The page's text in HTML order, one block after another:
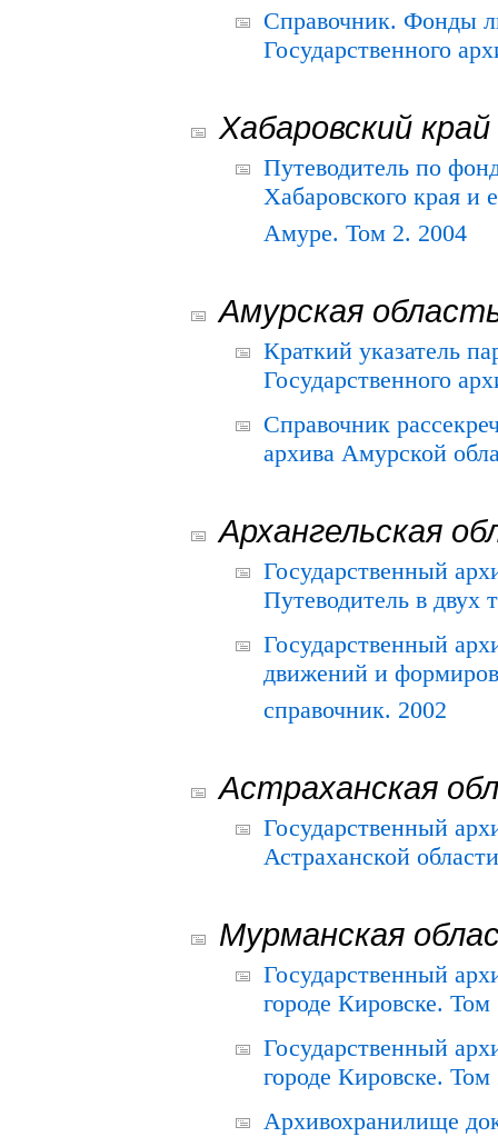
Справочник. Фонды
Государственного
Хабаровский край
Путеводитель по
Хабаровского края и
Амуре. Том 2. 2004
Амурская
Краткий указатель
Государственного
Справочник
архива Амурской
Архангельская
Государственный
Путеводитель в двух
Государственный
движений и
справочник. 2002
Астраханская
Государственный
Астраханской
Мурманская
Государственный
городе Кировске.
Государственный
городе Кировске.
Архивохранилище